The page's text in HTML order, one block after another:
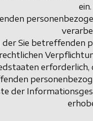
ein.
der Sie betreffenden
der